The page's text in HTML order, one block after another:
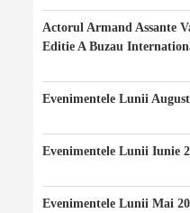
Actorul Armand Assante
Editie A Buzau
Evenimentele Lunii
Evenimentele Lunii Iunie
Evenimentele Lunii Mai